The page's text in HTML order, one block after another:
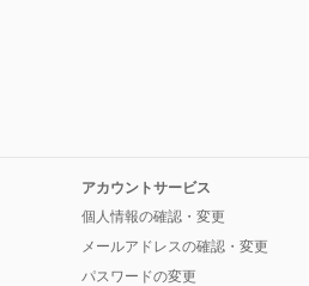
アカウントサービス
個人情報の確認・変更
メールアドレスの確認・変更
パスワードの変更